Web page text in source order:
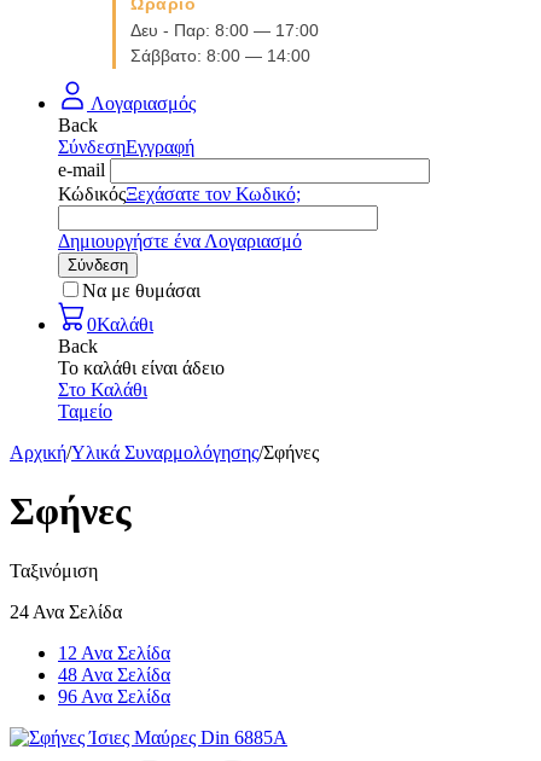
Δευ - Παρ: 8:00 — 17:00
Σάββατο: 8:00 — 14:00
Λογαριασμός
Back
ΣύνδεσηΕγγραφή
e-mail
ΚώδικόςΞεχάσατε τον Κωδικό;
Δημιουργήστε ένα Λογαριασμό
Σύνδεση
Να με θυμάσαι
0Καλάθι
Back
Το καλάθι είναι άδειο
Στο Καλάθι
Ταμείο
Αρχική/Υλικά Συναρμολόγησης/Σφήνες
Σφήνες
Ταξινόμιση
24 Ανα Σελίδα
12 Ανα Σελίδα
48 Ανα Σελίδα
96 Ανα Σελίδα